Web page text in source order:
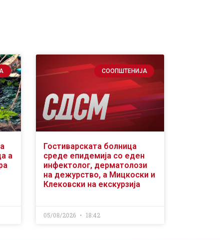
а
СООПШТЕНИЈА
Гостиварската болница
среде епидемија со еден
инфектолог, дерматолози
на дежурство, а Мицкоски и
Клековски на екскурзија
05/08/2026 18:42